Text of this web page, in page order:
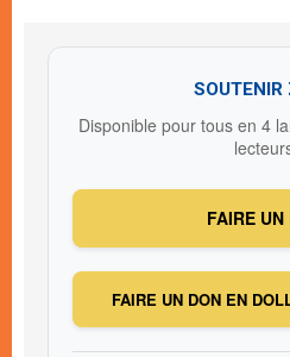
SOUTENIR
Disponible pour tous en 4
FAIRE UN
FAIRE UN DON EN